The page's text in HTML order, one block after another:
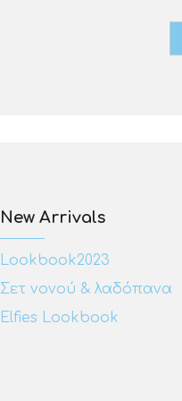
New Arrivals
Lookbook2023
Σετ νονού & λαδόπανα
Elfies Lookbook